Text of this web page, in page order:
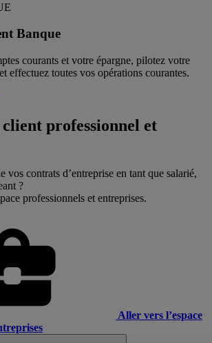
Banque
courants et votre épargne, pilotez votre
effectuez toutes vos opérations courantes.
client professionnel et
vos contrats d’entreprise en tant que salarié,
?
professionnels et entreprises.
Aller vers l’espace